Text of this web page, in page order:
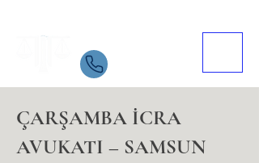
05534084721
ÇARŞAMBA İCRA
AVUKATI – SAMSUN